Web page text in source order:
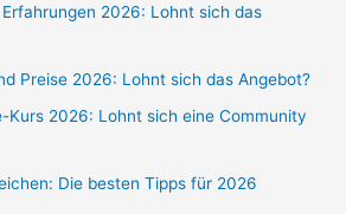
2026: Lohnt sich das
Preise 2026: Lohnt sich das Angebot?
Kurs 2026: Lohnt sich eine Community
Die besten Tipps für 2026